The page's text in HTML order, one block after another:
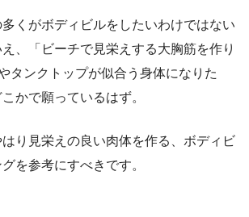
くがボディビルをしたいわけではない
、「ビーチで見栄えする大胸筋を作り
タンクトップが似合う身体になりた
かで願っているはず。
り見栄えの良い肉体を作る、ボディビ
を参考にすべきです。